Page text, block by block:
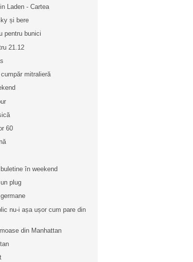
Laden - Cartea
și bere
pentru bunici
21.12
mitralieră
60
în weekend
plug
nu-i așa ușor cum pare din
din Manhattan